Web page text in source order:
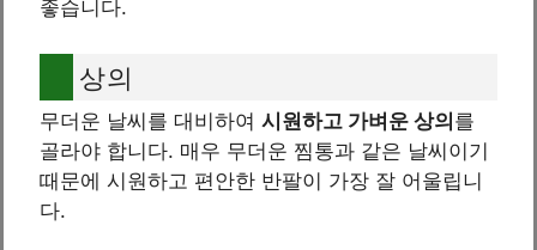
좋습니다.
상의
무더운 날씨를 대비하여 시원하고 가벼운 상의를
골라야 합니다. 매우 무더운 찜통과 같은 날씨이기
때문에 시원하고 편안한 반팔이 가장 잘 어울립니
다.